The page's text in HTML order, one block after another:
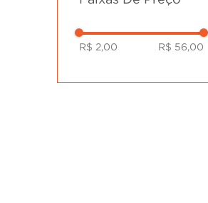
R$ 2,00 R$ 56,00